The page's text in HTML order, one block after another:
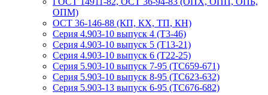
ОПМ)
ОСТ 36-146-88 (КП, КХ, ТП, КН)
Серия 4.903-10 выпуск 4 (Т3-46)
Серия 4.903-10 выпуск 5 (Т13-21)
Серия 4.903-10 выпуск 6 (Т22-25)
Серия 5.903-10 выпуск 7-95 (ТС659-671)
Серия 5.903-10 выпуск 8-95 (ТС623-632)
Серия 5.903-13 выпуск 6-95 (ТС676-682)